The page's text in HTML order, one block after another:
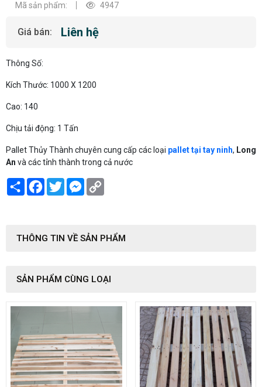
Mã sản phẩm: 4947
Giá bán: Liên hệ
Thông Số:
Kích Thước: 1000 X 1200
Cao: 140
Chịu tải động: 1 Tấn
Pallet Thủy Thành chuyên cung cấp các loại pallet tại tay ninh, Long
An và các tỉnh thành trong cả nước
Share Facebook
TwitterMessenger
THÔNG TIN VỀ SẢN PHẨM
SẢN PHẨM CÙNG LOẠI